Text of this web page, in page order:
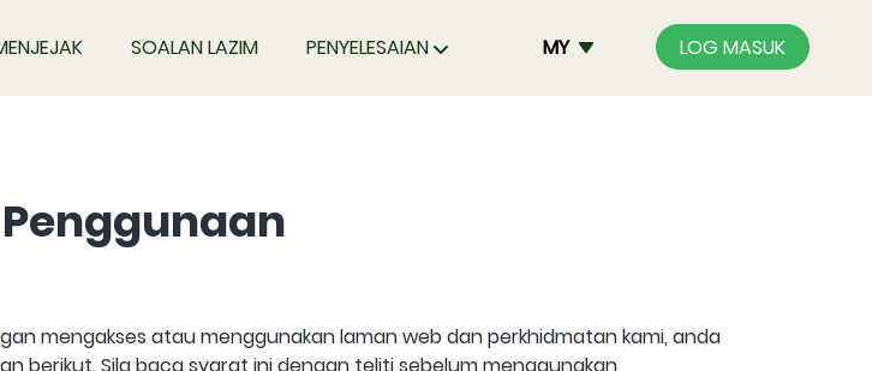
MY LOG MASUK
SOALAN LAZIM PENYELESAIAN
mengakses atau menggunakan laman web dan perkhidmatan kami, anda